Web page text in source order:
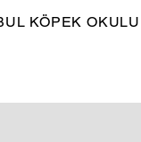
KÖPEK OKULU